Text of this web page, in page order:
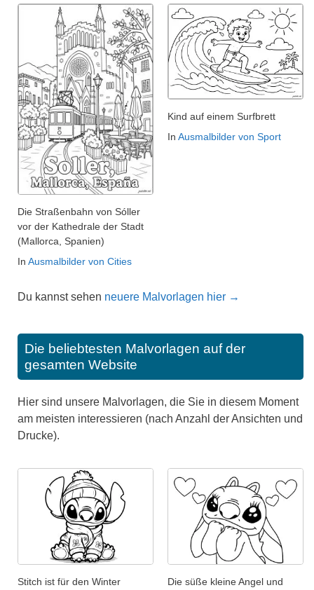
Die Straßenbahn von Sóller
vor der Kathedrale der Stadt
(Mallorca, Spanien)
In Ausmalbilder von Cities
Kind auf einem Surfbrett
In Ausmalbilder von Sport
Du kannst sehen neuere Malvorlagen hier →
Die beliebtesten Malvorlagen auf der
gesamten Website
Hier sind unsere Malvorlagen, die Sie in diesem Moment
am meisten interessieren (nach Anzahl der Ansichten und
Drucke).
Stitch ist für den Winter
Die süße kleine Angel und